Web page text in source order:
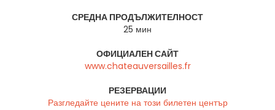
СРЕДНА ПРОДЪЛЖИТЕЛНОСТ
25 мин
ОФИЦИАЛЕН САЙТ
www.chateauversailles.fr
РЕЗЕРВАЦИИ
Разгледайте цените на този билетен център